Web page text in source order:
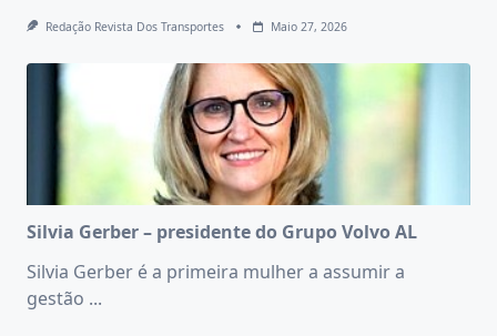
Redação Revista Dos Transportes Maio 27, 2026
Silvia Gerber – presidente do Grupo Volvo AL
Silvia Gerber é a primeira mulher a assumir a
gestão ...